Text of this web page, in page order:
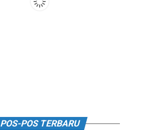
POS-POS TERBARU